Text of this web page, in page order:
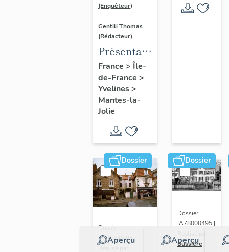
(Enquêteur)
-
Gentili Thomas
(Rédacteur)
Présentation
de l'étude
France > Île-
de-France >
Yvelines>
Mantes-la-
Jolie
Dossier
Aperçu
Dossier
IA78000985 |
Dossier
Aperçu
Dossier
IA78000495 |
Bussière